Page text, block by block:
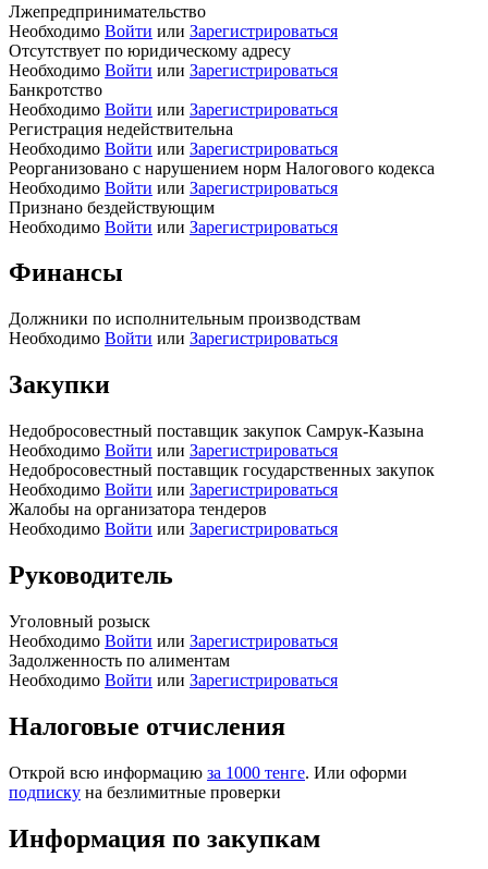
Лжепредпринимательство
Необходимо Войти или Зарегистрироваться
Отсутствует по юридическому адресу
Необходимо Войти или Зарегистрироваться
Банкротство
Необходимо Войти или Зарегистрироваться
Регистрация недействительна
Необходимо Войти или Зарегистрироваться
Реорганизовано с нарушением норм Налогового кодекса
Необходимо Войти или Зарегистрироваться
Признано бездействующим
Необходимо Войти или Зарегистрироваться
Финансы
Должники по исполнительным производствам
Необходимо Войти или Зарегистрироваться
Закупки
Недобросовестный поставщик закупок Самрук-Казына
Необходимо Войти или Зарегистрироваться
Недобросовестный поставщик государственных закупок
Необходимо Войти или Зарегистрироваться
Жалобы на организатора тендеров
Необходимо Войти или Зарегистрироваться
Руководитель
Уголовный розыск
Необходимо Войти или Зарегистрироваться
Задолженность по алиментам
Необходимо Войти или Зарегистрироваться
Налоговые отчисления
Открой всю информацию за 1000 тенге. Или оформи
подписку на безлимитные проверки
Информация по закупкам